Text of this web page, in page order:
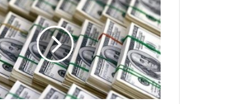
الدولار
في
البنوك
اليوم
الثلاثاء
8-
3-
2022